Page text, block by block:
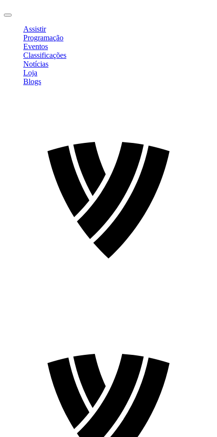
Assistir
Programação
Eventos
Classificações
Notícias
Loja
Blogs